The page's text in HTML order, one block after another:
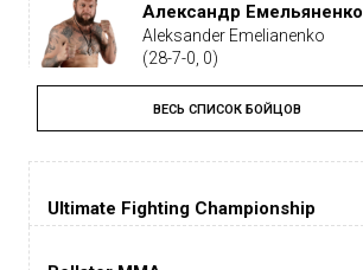
Александр Емельяненко
Aleksander Emelianenko
(28-7-0, 0)
Тайрон Вудли
Tyron Woodley
(19-5-1, 0)
Дастин Порье
(26-6-0, 1)
ВЕСЬ СПИСОК БОЙЦОВ
Ultimate Fighting Championship